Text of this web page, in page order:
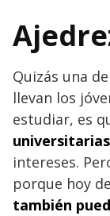
Quizás una
llevan los
estudiar, es
universitarias
intereses.
porque hoy
también